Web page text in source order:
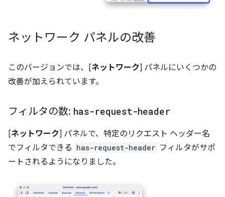
ネットワーク パネルの改善
このバージョンでは、[ネットワーク] パネルにいくつかの
改善が加えられています。
フィルタの数: has-request-header
[ネットワーク] パネルで、特定のリクエスト ヘッダー名
でフィルタできる has-request-header フィルタがサポ
ートされるようになりました。